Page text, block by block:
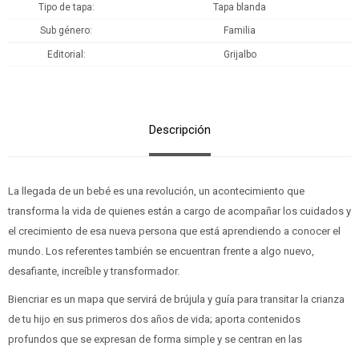
Tipo de tapa Tapa blanda
Sub género Familia
Editorial Grijalbo
Descripción
La llegada de un bebé es una revolución, un acontecimiento que
transforma la vida de quienes están a cargo de acompañar los cuidados y
el crecimiento de esa nueva persona que está aprendiendo a conocer el
mundo. Los referentes también se encuentran frente a algo nuevo,
desafiante, increíble y transformador.
Biencriar es un mapa que servirá de brújula y guía para transitar la crianza
de tu hijo en sus primeros dos años de vida; aporta contenidos
profundos que se expresan de forma simple y se centran en las